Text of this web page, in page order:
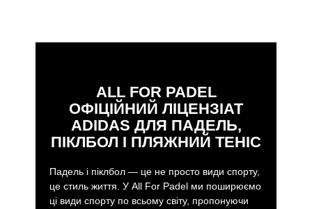
ALL FOR PADEL
ОФІЦІЙНИЙ ЛІЦЕНЗІАТ
ADIDAS ДЛЯ ПАДЕЛЬ,
ПІКЛБОЛ І ПЛЯЖНИЙ ТЕНІС
Падель і піклбол — це не просто види спорту,
це стиль життя. У All For Padel ми поширюємо
ці види спорту по всьому світу, пропонуючи